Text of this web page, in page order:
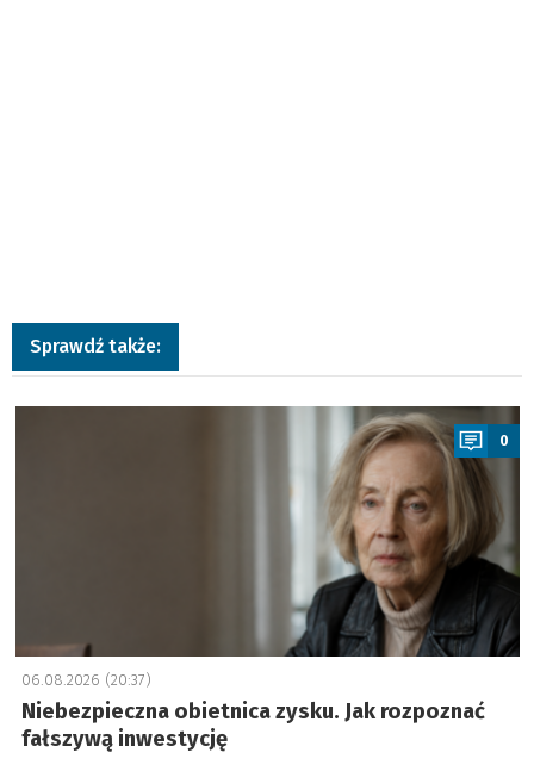
Sprawdź także:
a
0
06.08.2026 (20:37)
Niebezpieczna obietnica zysku. Jak rozpoznać
fałszywą inwestycję